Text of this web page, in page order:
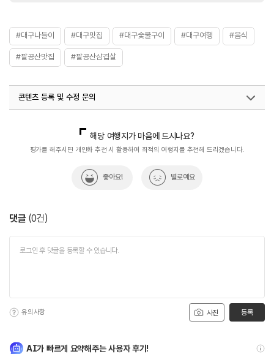
#대구나들이 #대구맛집 #대구숯불구이 #대구여행 #음식
#팔공산맛집 #팔공산삼겹살
콘텐츠 등록 및 수정 문의
해당 여행지가 마음에 드시나요?
평가를 해주시면 개인화 추천 시 활용하여 최적의 여행지를 추천해 드리겠습니다.
좋아요! 별로예요
댓글 (0건)
사진
유의사항 등록
AI가 빠르게 요약해주는 사용자 후기!